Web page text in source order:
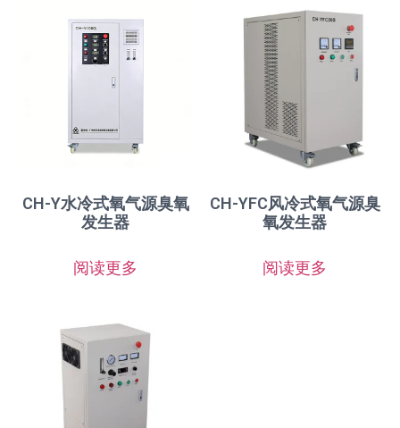
CH-Y水冷式氧气源臭氧
发生器
阅读更多
CH-YFC风冷式氧气源臭
氧发生器
阅读更多